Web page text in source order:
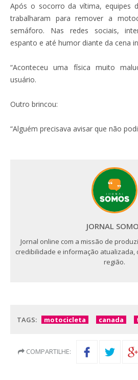
Após o socorro da vítima, equipes
trabalharam para remover a
semáforo. Nas redes sociais,
espanto e até humor diante da cena
“Aconteceu uma física muito
usuário.
Outro brincou:
“Alguém precisava avisar que não
JORNAL
Jornal online com a missão de
credibilidade e informação atualizada,
região.
TAGS: motocicleta canada
COMPARTILHE: